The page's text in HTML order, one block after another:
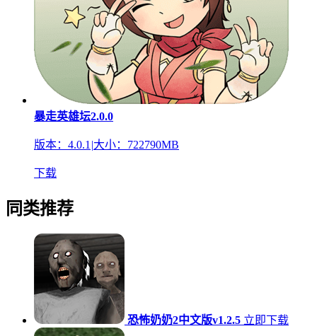
暴走英雄坛2.0.0
版本：4.0.1 |大小：722790MB
下载
同类推荐
恐怖奶奶2中文版v1.2.5 立即下载